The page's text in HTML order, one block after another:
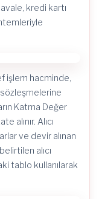
kredi kartı
işlem hacminde,
sözleşmelerine
Katma Değer
alınır. Alıcı
ve devir alınan
alıcı
tablo kullanılarak